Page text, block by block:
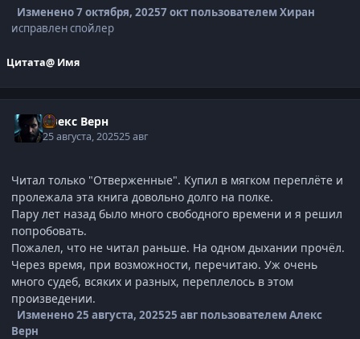
Изменено7 октября, 20257 октпользователем Хиран
исправлен спойлер
Цитата@ Имя
Алекс Верн
25 августа, 202525 авг
Читал только "Отверженные". Купил в мягком переплёте и
пролежала эта книга довольно долго на полке.
Пару лет назад было много свободного времени и я решил
попробовать.
Пожалел, что не читал раньше. На одном дыхании прочёл.
Через время, при возможности, перечитаю. Уж очень
много судеб, всяких и разных, переплелось в этом
произведении.
Изменено25 августа, 202525 авгпользователем Алекс
Верн